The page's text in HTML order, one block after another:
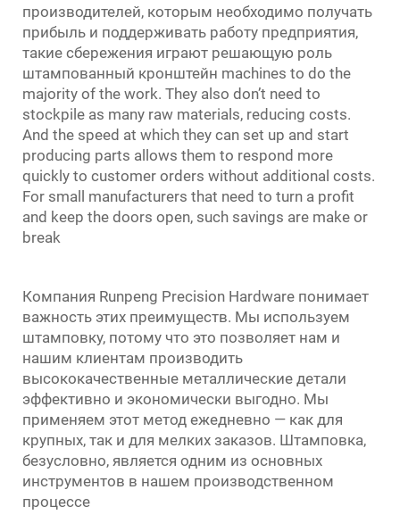
производителей, которым необходимо получать
прибыль и поддерживать работу предприятия,
такие сбережения играют решающую роль
штампованный кронштейн machines to do the
majority of the work. They also don’t need to
stockpile as many raw materials, reducing costs.
And the speed at which they can set up and start
producing parts allows them to respond more
quickly to customer orders without additional costs.
For small manufacturers that need to turn a profit
and keep the doors open, such savings are make or
break
Компания Runpeng Precision Hardware понимает
важность этих преимуществ. Мы используем
штамповку, потому что это позволяет нам и
нашим клиентам производить
высококачественные металлические детали
эффективно и экономически выгодно. Мы
применяем этот метод ежедневно — как для
крупных, так и для мелких заказов. Штамповка,
безусловно, является одним из основных
инструментов в нашем производственном
процессе